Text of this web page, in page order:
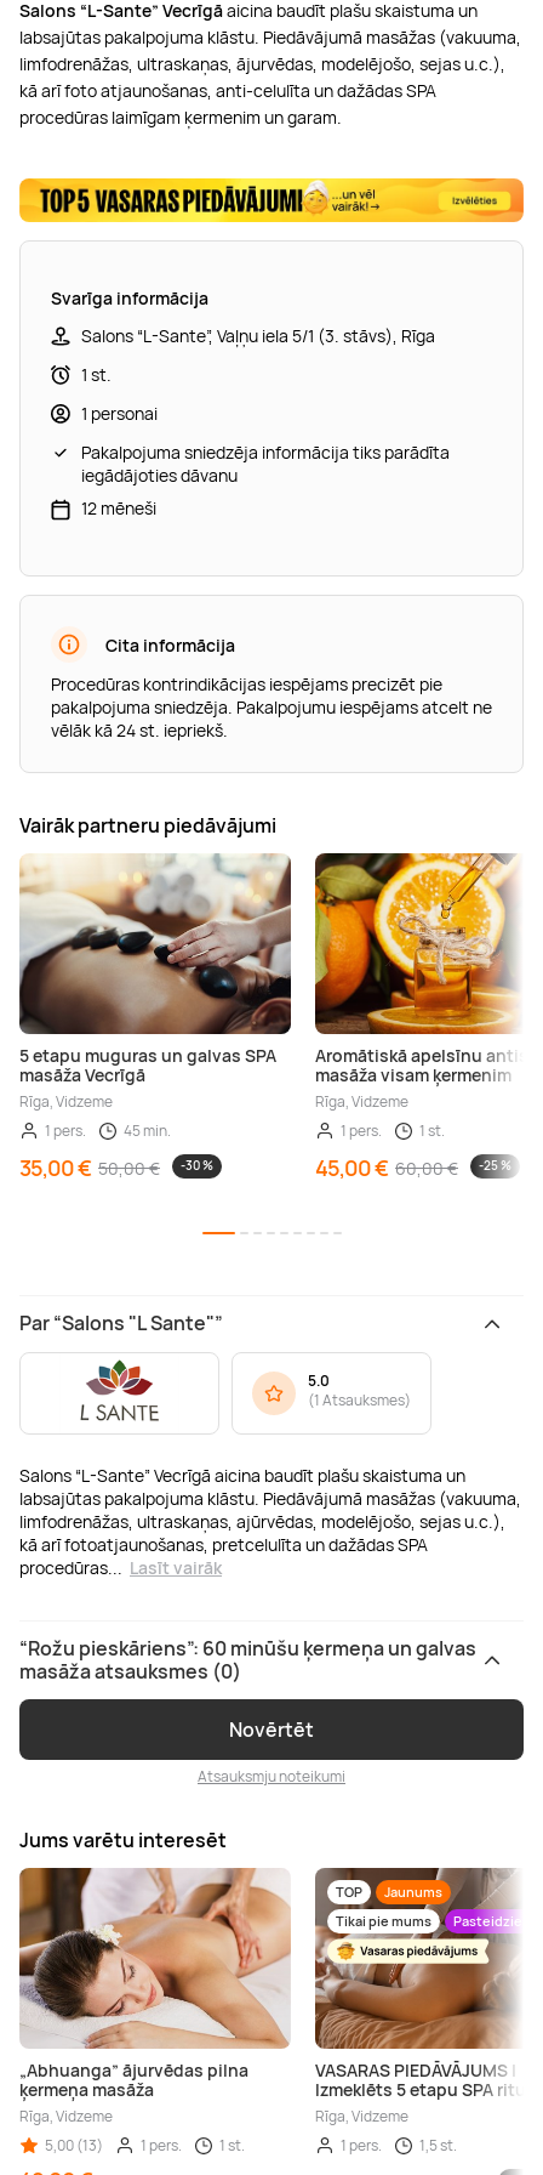
Salons “L-Sante” Vecrīgāaicina baudīt plašu skaistuma un
labsajūtas pakalpojuma klāstu. Piedāvājumā masāžas (vakuuma,
limfodrenāžas, ultraskaņas, ājurvēdas, modelējošo, sejas u.c.),
kā arī foto atjaunošanas, anti-celulīta un dažādas SPA
procedūras laimīgam ķermenim un garam.
Svarīga informācija
Salons “L-Sante”, Vaļņu iela 5/1 (3. stāvs), Rīga
1 st.
1 personai
Pakalpojuma sniedzēja informācija tiks parādīta
iegādājoties dāvanu
12 mēneši
Cita informācija
Procedūras kontrindikācijas iespējams precizēt pie
pakalpojuma sniedzēja. Pakalpojumu iespējams atcelt ne
vēlāk kā 24 st. iepriekš.
Vairāk partneru piedāvājumi
5 etapu muguras un galvas SPA
masāža Vecrīgā
Rīga, Vidzeme
1 pers.
45 min.
35,00 € 50,00 € -30 %
Aromātiskā apelsīnu
masāža visam ķermenim
Rīga, Vidzeme
1 pers.
1 st.
45,00 € 60,00 € -25 %
Par “Salons "L Sante"”
Salons “L-Sante” Vecrīgā aicina baudīt plašu skaistuma un
labsajūtas pakalpojuma klāstu. Piedāvājumā masāžas (vakuuma,
limfodrenāžas, ultraskaņas, ajūrvēdas, modelējošo, sejas u.c.),
kā arī fotoatjaunošanas, pretcelulīta un dažādas SPA
procedūras
Lasīt vairāk
5.0
(1 Atsauksmes)
“Rožu pieskāriens”: 60 minūšu ķermeņa un galvas
masāža atsauksmes (0)
Novērtēt
Atsauksmju noteikumi
Jums varētu interesēt
„Abhuanga” ājurvēdas pilna
ķermeņa masāža
Rīga, Vidzeme
5,00 (13)
1 pers. 1 st.
TOP
Jaunums
Tikai pie mums
Pasteidzies!
VASARAS PIEDĀVĀJUMS |
Izmeklēts 5 etapu SPA
Rīga, Vidzeme
1 pers.
1,5 st.